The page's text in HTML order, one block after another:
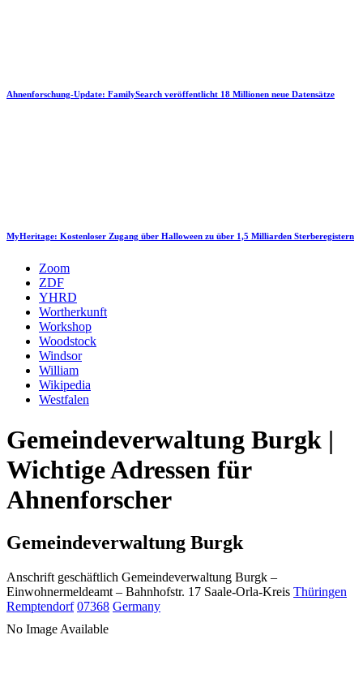
Ahnenforschung-Update: FamilySearch veröffentlicht 18 Millionen neue Datensätze
MyHeritage: Kostenloser Zugang über Halloween zu über 1,5 Milliarden Sterberegistern
Zoom
ZDF
YHRD
Wortherkunft
Workshop
Woodstock
Windsor
William
Wikipedia
Westfalen
Gemeindeverwaltung Burgk |
Wichtige Adressen für
Ahnenforscher
Gemeindeverwaltung Burgk
Anschrift geschäftlich Gemeindeverwaltung Burgk –
Einwohnermeldeamt – Bahnhofstr. 17 Saale-Orla-Kreis Thüringen
Remptendorf 07368 Germany
No Image Available